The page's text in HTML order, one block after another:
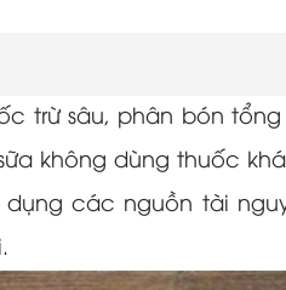
trừ sâu, phân bón
không dùng thuốc
dụng các nguồn tài